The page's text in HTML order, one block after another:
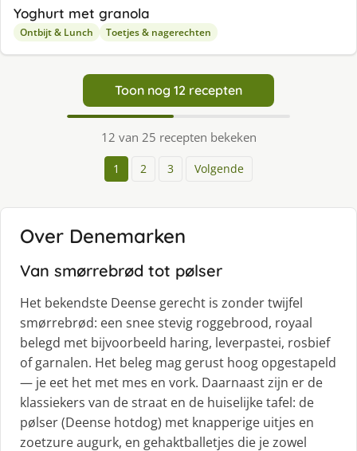
Yoghurt met granola
Ontbijt & Lunch Toetjes & nagerechten
Toon nog 12 recepten
12 van 25 recepten bekeken
1 2 3 Volgende
Over Denemarken
Van smørrebrød tot pølser
Het bekendste Deense gerecht is zonder twijfel
smørrebrød: een snee stevig roggebrood, royaal
belegd met bijvoorbeeld haring, leverpastei, rosbief
of garnalen. Het beleg mag gerust hoog opgestapeld
— je eet het met mes en vork. Daarnaast zijn er de
klassiekers van de straat en de huiselijke tafel: de
pølser (Deense hotdog) met knapperige uitjes en
zoetzure augurk, en gehaktballetjes die je zowel